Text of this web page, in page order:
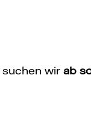
suchen wir ab